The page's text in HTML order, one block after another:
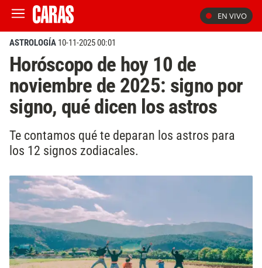
EN VIVO
ASTROLOGÍA 10-11-2025 00:01
Horóscopo de hoy 10 de
noviembre de 2025: signo por
signo, qué dicen los astros
Te contamos qué te deparan los astros para
los 12 signos zodiacales.